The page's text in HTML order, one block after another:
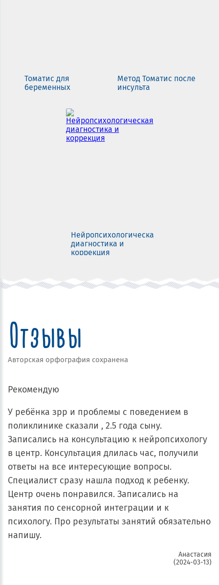
Томатис для
беременных
Метод Томатис после
инсульта
Нейропсихологическая
диагностика и
коррекция
Отзывы
Авторская орфография сохранена
Рекомендую
У ребёнка зрр и проблемы с поведением в
поликлинике сказали , 2.5 года сыну.
Записались на консультацию к нейропсихологу
в центр. Консультация длилась час, получили
ответы на все интересующие вопросы.
Специалист сразу нашла подход к ребенку.
Центр очень понравился. Записались на
занятия по сенсорной интеграции и к
психологу. Про результаты занятий обязательно
напишу.
Анастасия
(2024-03-13)